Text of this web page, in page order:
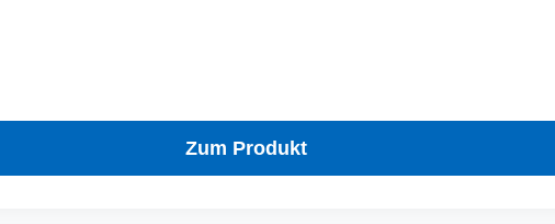
Zum Produkt